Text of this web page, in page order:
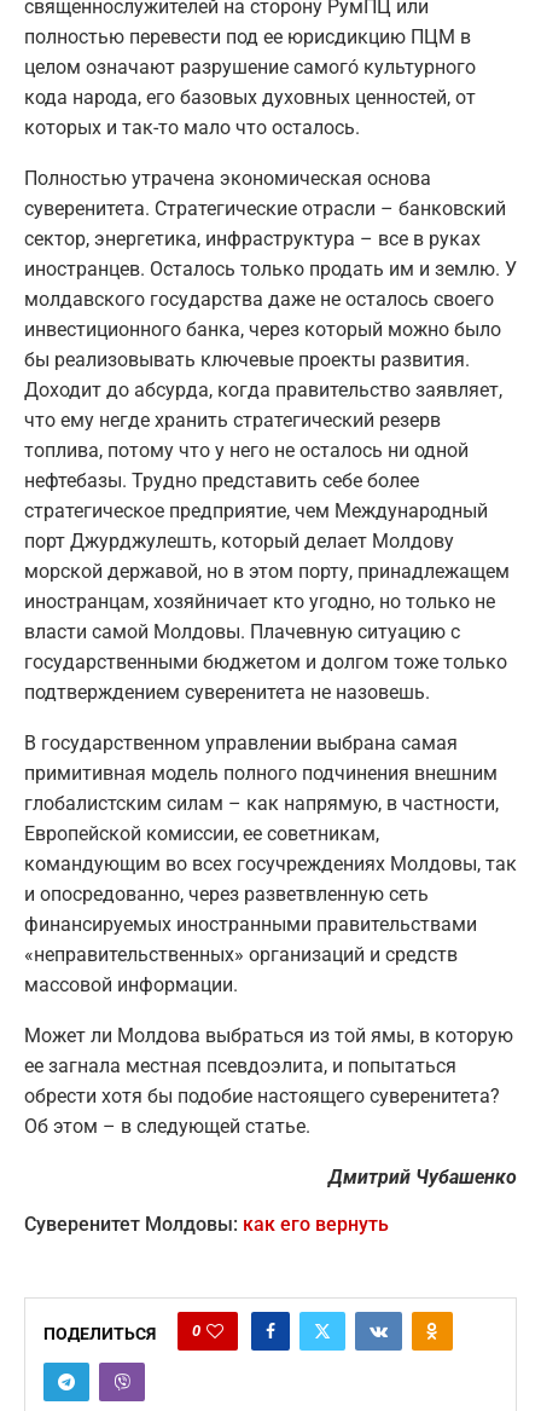
священнослужителей на сторону РумПЦ или
полностью перевести под ее юрисдикцию ПЦМ в
целом означают разрушение самогó культурного
кода народа, его базовых духовных ценностей, от
которых и так-то мало что осталось.
Полностью утрачена экономическая основа
суверенитета. Стратегические отрасли – банковский
сектор, энергетика, инфраструктура – все в руках
иностранцев. Осталось только продать им и землю. У
молдавского государства даже не осталось своего
инвестиционного банка, через который можно было
бы реализовывать ключевые проекты развития.
Доходит до абсурда, когда правительство заявляет,
что ему негде хранить стратегический резерв
топлива, потому что у него не осталось ни одной
нефтебазы. Трудно представить себе более
стратегическое предприятие, чем Международный
порт Джурджулешть, который делает Молдову
морской державой, но в этом порту, принадлежащем
иностранцам, хозяйничает кто угодно, но только не
власти самой Молдовы. Плачевную ситуацию с
государственными бюджетом и долгом тоже только
подтверждением суверенитета не назовешь.
В государственном управлении выбрана самая
примитивная модель полного подчинения внешним
глобалистским силам – как напрямую, в частности,
Европейской комиссии, ее советникам,
командующим во всех госучреждениях Молдовы, так
и опосредованно, через разветвленную сеть
финансируемых иностранными правительствами
«неправительственных» организаций и средств
массовой информации.
Может ли Молдова выбраться из той ямы, в которую
ее загнала местная псевдоэлита, и попытаться
обрести хотя бы подобие настоящего суверенитета?
Об этом – в следующей статье.
Дмитрий Чубашенко
Суверенитет Молдовы: как его вернуть
ПОДЕЛИТЬСЯ 0